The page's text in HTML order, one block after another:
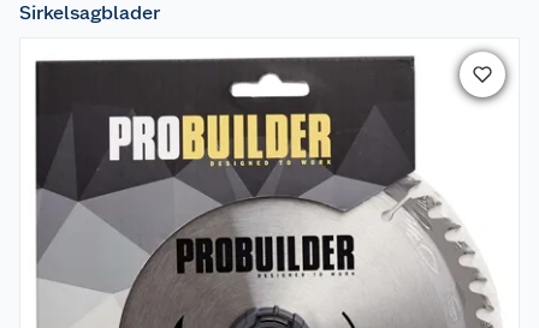
Sirkelsagblader